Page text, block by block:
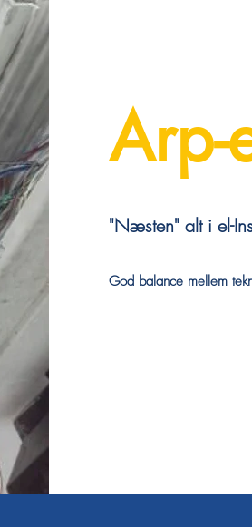
Arp-
"Næsten" alt i el-
God balance mellem